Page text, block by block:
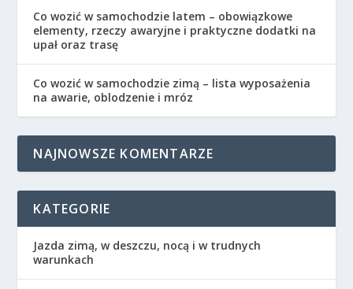
Co wozić w samochodzie latem – obowiązkowe
elementy, rzeczy awaryjne i praktyczne dodatki na
upał oraz trasę
Co wozić w samochodzie zimą – lista wyposażenia
na awarie, oblodzenie i mróz
NAJNOWSZE KOMENTARZE
KATEGORIE
Jazda zimą, w deszczu, nocą i w trudnych
warunkach